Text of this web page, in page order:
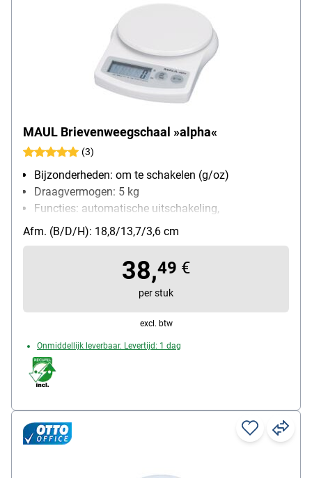
MAUL Brievenweegschaal »alpha«
(3)
Bijzonderheden: om te schakelen (g/oz)
Draagvermogen: 5 kg
Functies: automatische uitschakeling,
automatische nulstelling, om te schakelen
weegeenheid
soort batterij: AAA / Micro
Afm. (B/D/H): 18,8/13,7/3,6 cm
38,49 €
per stuk
excl. btw
Onmiddellijk leverbaar. Levertijd: 1 dag